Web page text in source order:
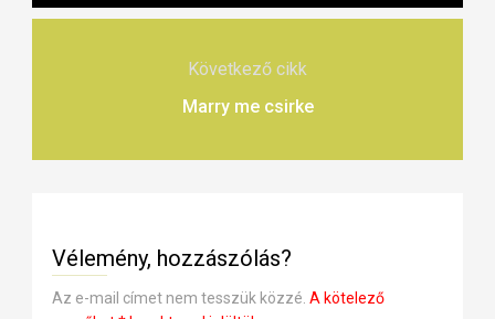
Következő cikk
Marry me csirke
Vélemény, hozzászólás?
Az e-mail címet nem tesszük közzé. A kötelező